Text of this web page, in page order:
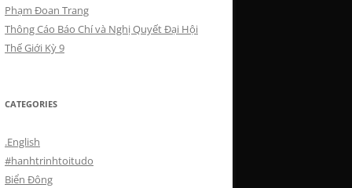
Phạm Đoan Trang
Thông Cáo Báo Chí và Nghị Quyết Đại Hội
Thế Giới Kỳ 9
CATEGORIES
.English
#hanhtrinhtoitudo
Biển Đông